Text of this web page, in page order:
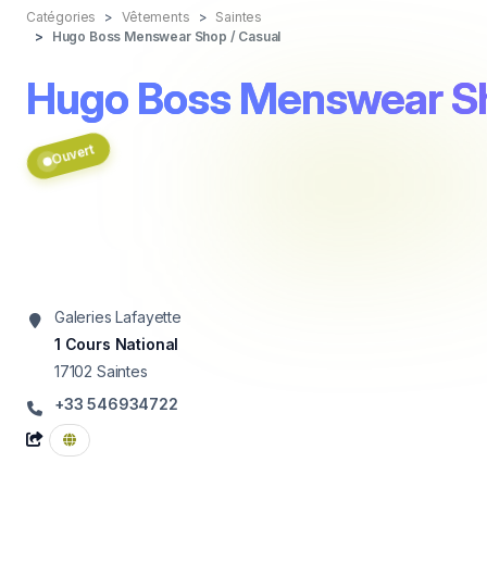
Catégories Vêtements
Saintes
Hugo Boss Menswear Shop / Casual
Hugo Boss Menswear
Ouvert
Galeries Lafayette
1 Cours National
17102 Saintes
+33 546934722